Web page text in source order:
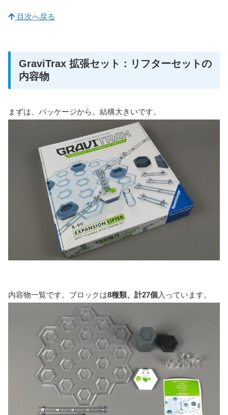
目次へ戻る
GraviTrax 拡張セット：リフターセットの
内容物
まずは、パッケージから。結構大きいです。
内容物一覧です。ブロックは8種類、計27個 入っています。